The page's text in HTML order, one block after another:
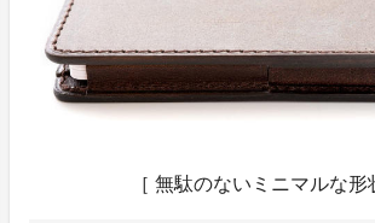
［ 無駄のないミニマルな形